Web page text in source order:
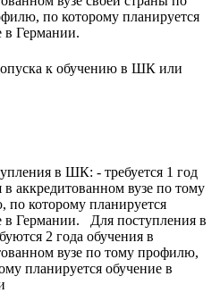
по которому планируется
в Германии.
к обучению в ШК или
в ШК: - требуется 1 год
в аккредитованном вузе по тому
по которому планируется
в Германии. Для поступления в
2 года обучения в
вузе по тому профилю,
планируется обучение в